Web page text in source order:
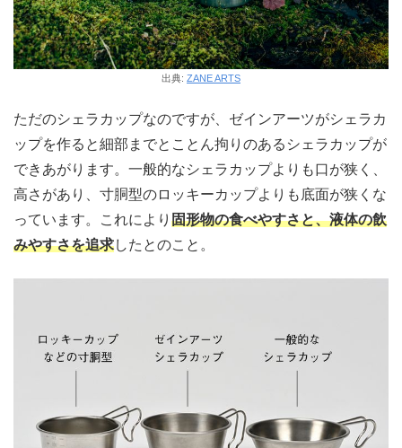
出典: ZANE ARTS
ただのシェラカップなのですが、ゼインアーツがシェラカ
ップを作ると細部までとことん拘りのあるシェラカップが
できあがります。一般的なシェラカップよりも口が狭く、
高さがあり、寸胴型のロッキーカップよりも底面が狭くな
っています。これにより 固形物の食べやすさと、液体の飲
みやすさを追求したとのこと。